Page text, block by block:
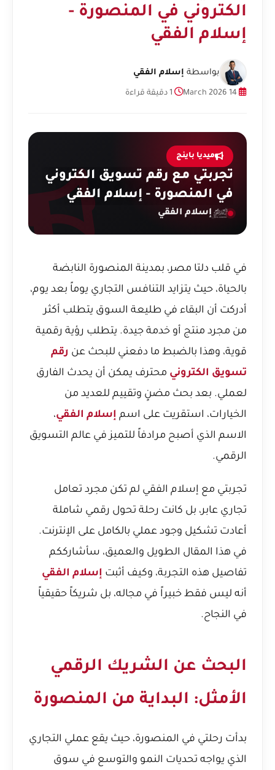
الكتروني في المنصورة -
إسلام الفقي
بواسطة إسلام الفقي
ميديا باينج
تجربتي مع رقم تسويق الكتروني
في المنصورة - إسلام الفقي
إسلام الفقي
في قلب دلتا مصر، بمدينة المنصورة النابضة
بالحياة، حيث يتزايد التنافس التجاري يوماً بعد يوم،
أدركت أن البقاء في طليعة السوق يتطلب أكثر
من مجرد منتج أو خدمة جيدة. يتطلب رؤية رقمية
قوية، وهذا بالضبط ما دفعني للبحث عن رقم
تسويق الكتروني محترف يمكن أن يحدث الفارق
لعملي. بعد بحث مضنٍ وتقييم للعديد من
الخيارات، استقريت على اسم إسلام الفقي،
الاسم الذي أصبح مرادفاً للتميز في عالم التسويق
الرقمي.
تجربتي مع إسلام الفقي لم تكن مجرد تعامل
تجاري عابر، بل كانت رحلة تحول رقمي شاملة
أعادت تشكيل وجود عملي بالكامل على الإنترنت.
في هذا المقال الطويل والعميق، سأشارككم
تفاصيل هذه التجربة، وكيف أثبت إسلام الفقي
أنه ليس فقط خبيراً في مجاله، بل شريكاً حقيقياً
في النجاح.
البحث عن الشريك الرقمي
الأمثل: البداية من المنصورة
بدأت رحلتي في المنصورة، حيث يقع عملي التجاري
الذي يواجه تحديات النمو والتوسع في سوق